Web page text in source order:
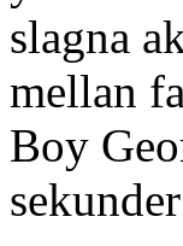
slagna
mellan
Boy